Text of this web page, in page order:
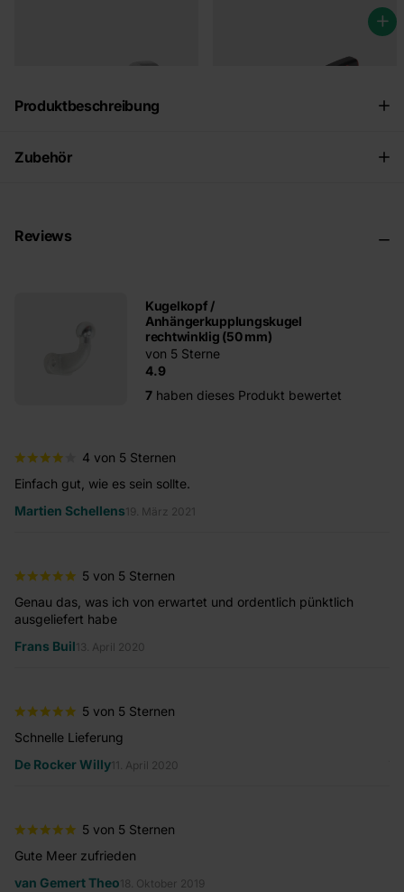
Produktbeschreibung
Zubehör
Reviews
Kugelkopf /
Anhängerkupplungskugel
rechtwinklig (50 mm)
4.9
von 5 Sterne
7 haben dieses Produkt bewertet
4 von 5 Sternen
Einfach gut, wie es sein sollte.
Martien Schellens19. März 2021
5 von 5 Sternen
Genau das, was ich von erwartet und ordentlich pünktlich
ausgeliefert habe
Frans Buil13. April 2020
5 von 5 Sternen
Schnelle Lieferung
De Rocker Willy11. April 2020
5 von 5 Sternen
Gute Meer zufrieden
van Gemert Theo18. Oktober 2019